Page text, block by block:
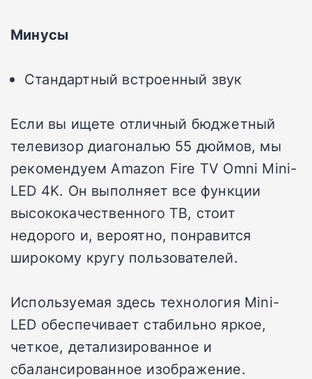
Минусы
Стандартный встроенный звук
Если вы ищете отличный бюджетный
телевизор диагональю 55 дюймов, мы
рекомендуем Amazon Fire TV Omni Mini-
LED 4K. Он выполняет все функции
высококачественного ТВ, стоит
недорого и, вероятно, понравится
широкому кругу пользователей.
Используемая здесь технология Mini-
LED обеспечивает стабильно яркое,
четкое, детализированное и
сбалансированное изображение.